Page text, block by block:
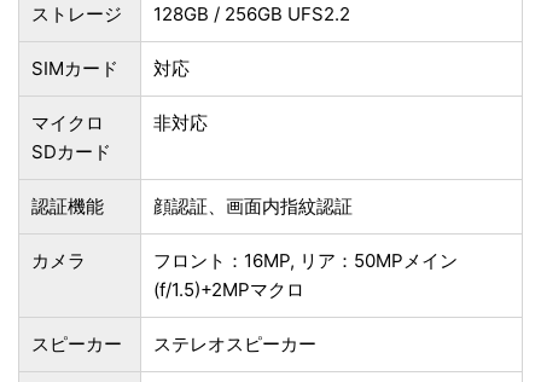
ストレージ 128GB / 256GB UFS2.2
SIMカード 対応
マイクロ
SDカード
非対応
認証機能 顔認証、画面内指紋認証
カメラ
フロント：16MP, リア：50MPメイン
(f/1.5)+2MPマクロ
スピーカー ステレオスピーカー